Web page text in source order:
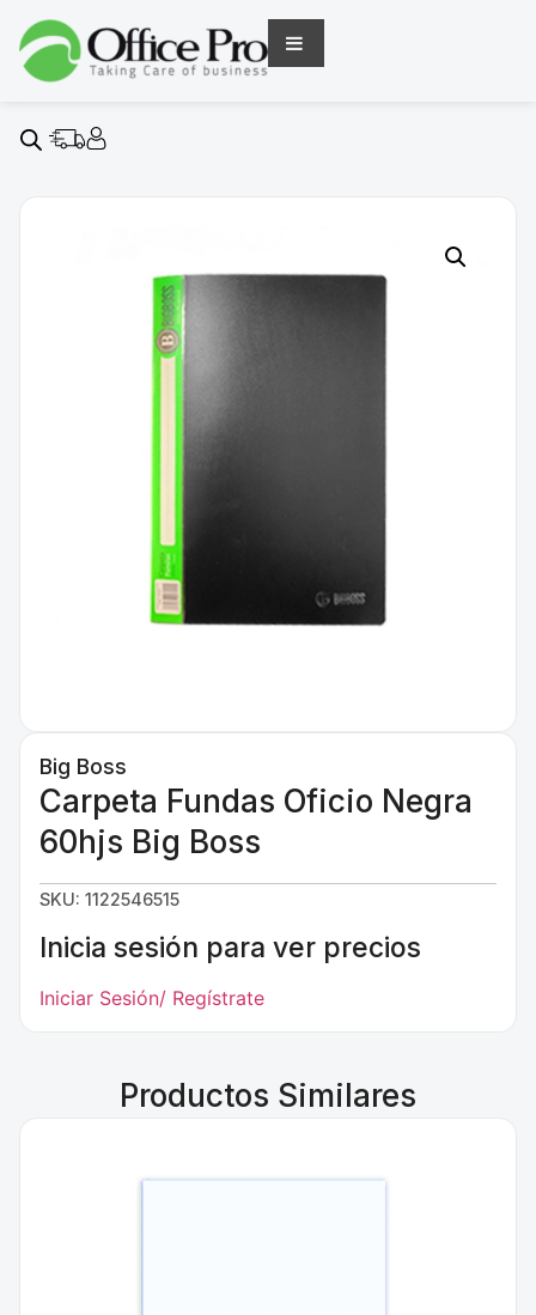
Big Boss
Carpeta Fundas Oficio Negra
60hjs Big Boss
SKU: 1122546515
Inicia sesión para ver precios
Iniciar Sesión/ Regístrate
Productos Similares